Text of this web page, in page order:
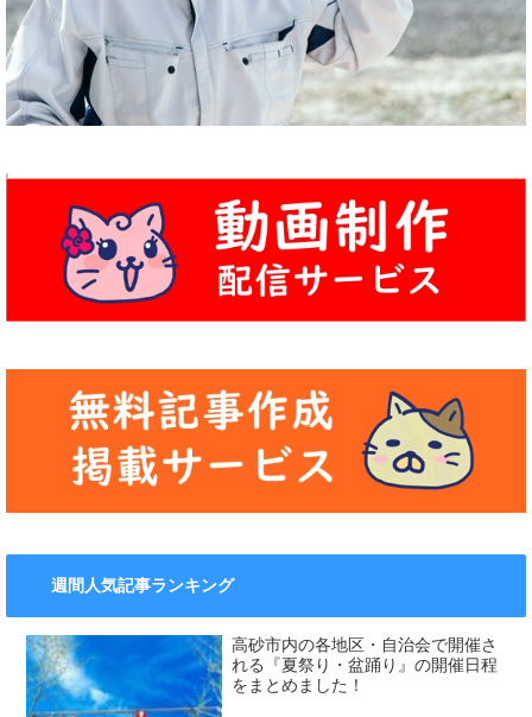
週間人気記事ランキング
高砂市内の各地区・自治会で開催さ
れる『夏祭り・盆踊り』の開催日程
をまとめました！